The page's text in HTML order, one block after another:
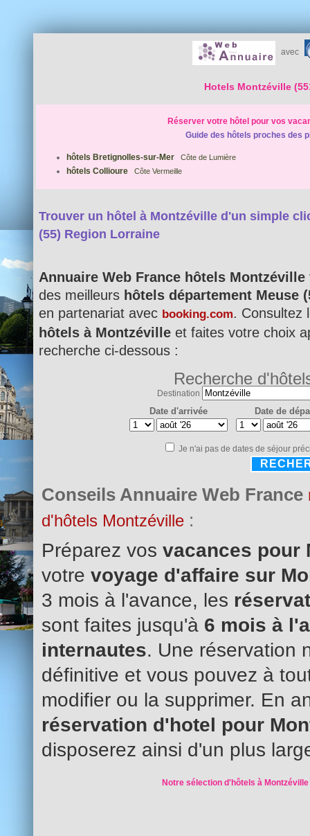
avec
Hotels Montzéville
Réserver votre hôtel pour vos
Guide des hôtels proches des
hôtels Bretignolles-sur-Mer Côte de Lumière
hôtels Collioure Côte Vermeille
Trouver un hôtel à Montzéville d'un simple
(55) Region Lorraine
Annuaire Web France hôtels Montzéville
des meilleurs hôtels département Meuse
en partenariat avec booking.com. Consultez
hôtels à Montzéville et faites votre choix
recherche ci-dessous :
Recherche
Destination
Date d'arrivée Date de
Je n'ai pas de dates de séjour
Conseils Annuaire Web France
d'hôtels Montzéville :
Préparez vos vacances pour
votre voyage d'affaire sur
3 mois à l'avance, les
sont faites jusqu'à 6 mois à
internautes. Une réservation
définitive et vous pouvez à
modifier ou la supprimer. En
réservation d'hotel pour
disposerez ainsi d'un plus
Notre sélection d'hôtels à Montzéville